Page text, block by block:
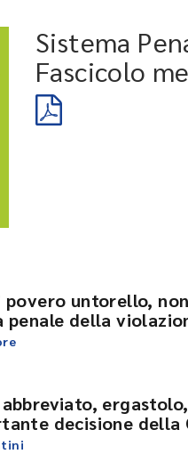
Sistema
Fascicolo
povero untorello,
penale della
decisione